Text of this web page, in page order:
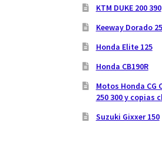
KTM DUKE 200 390
Keeway Dorado
Honda Elite 125
Honda CB190R
Motos Honda CG
250 300 y copias
Suzuki Gixxer 150